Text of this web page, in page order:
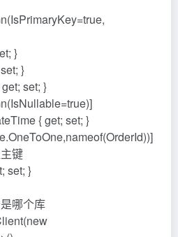
}
}
set; }
{ get; set; }
键
set; }
哪个库